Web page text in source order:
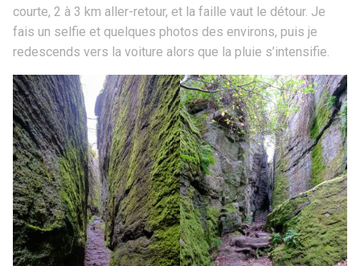
courte, 2 à 3 km aller-retour, et la faille vaut le détour. Je
fais un selfie et quelques photos des environs, puis je
redescends vers la voiture alors que la pluie s’intensifie.